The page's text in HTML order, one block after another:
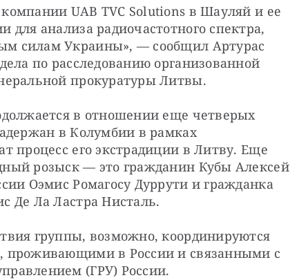
UAB TVC Solutions в Шауляй и ее
анализа радиочастотного спектра,
силам Украины», — сообщил Артурас
по расследованию организованной
прокуратуры Литвы.
в отношении еще четверых
в Колумбии в рамках
процесс его экстрадиции в Литву. Еще
розыск — это гражданин Кубы Алексей
Оэмис Ромагосу Дуррути и гражданка
Де Ла Ластра Нисталь.
группы, возможно, координируются
проживающими в России и связанными с
(ГРУ) России.